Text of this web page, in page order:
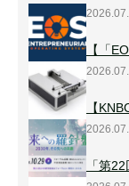
【「
【
「第